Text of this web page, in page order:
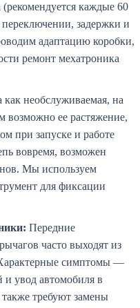
каждые 60
задержки и
адаптацию коробки,
ремонт мехатроника
как необслуживаемая, на
возможно ее растяжение,
при запуске и работе
вовремя, возможен
Мы используем
для фиксации
Передние
часто выходят из
симптомы —
и увод автомобиля в
требуют замены